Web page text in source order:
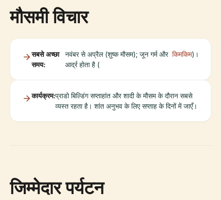
मौसमी विचार
सबसे अच्छा
समय:
नवंबर से अप्रैल (शुष्क मौसम); जून गर्म और
आर्द्र होता है (
किमकिम)।
कार्यक्रम:प्राडो बिल्डिंग सप्ताहांत और शादी के मौसम के दौरान सबसे
व्यस्त रहता है। शांत अनुभव के लिए सप्ताह के दिनों में जाएँ।
जिम्मेदार पर्यटन